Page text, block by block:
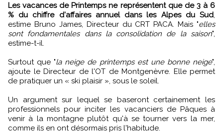
Les vacances de Printemps ne représentent que de 3 à 6
% du chiffre d'affaires annuel dans les Alpes du Sud
estime Bruno James, Directeur du CRT PACA. Mais "elles
sont fondamentales dans la consolidation de la saison",
estime-t-il.
Surtout que "la neige de printemps est une bonne neige",
ajoute le Directeur de l'OT de Montgenèvre. Elle permet
de pratiquer un « ski plaisir », sous le soleil.
Un argument sur lequel se baseront certainement les
professionnels pour inciter les vacanciers de Pâques à
venir à la montagne plutôt qu'à se tourner vers la mer,
comme ils en ont désormais pris l'habitude.